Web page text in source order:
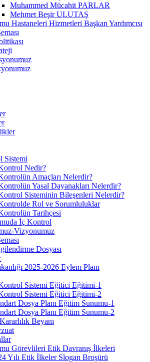
Muhammed Mücahit PARLAR
Mehmet Beşir ULUTAŞ
Hastaneleri Hizmetleri Başkan Yardımcısı
Sistemi
Nedir?
Amaçları Nelerdir?
Yasal Dayanakları Nelerdir?
Sisteminin Bileşenleri Nelerdir?
Rol ve Sorumluluklar
Tarihçesi
İç Kontrol
Vizyonumuz
Dosyası
2025-2026 Eylem Planı
Sistemi Eğitici Eğitimi-1
Sistemi Eğitici Eğitimi-2
Dosya Planı Eğitim Sunumu-1
Dosya Planı Eğitim Sunumu-2
Beyanı
Görevlileri Etik Davranış İlkeleri
Yılı Etik İlkeler Slogan Broşürü